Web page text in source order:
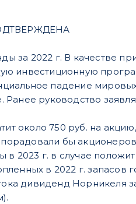
за 2022 г. В качестве
инвестиционную
падение
руководство
около 750 руб. на
порадовали бы
г. в случае
в 2022 г. запасов
дивиденд Норникеля за